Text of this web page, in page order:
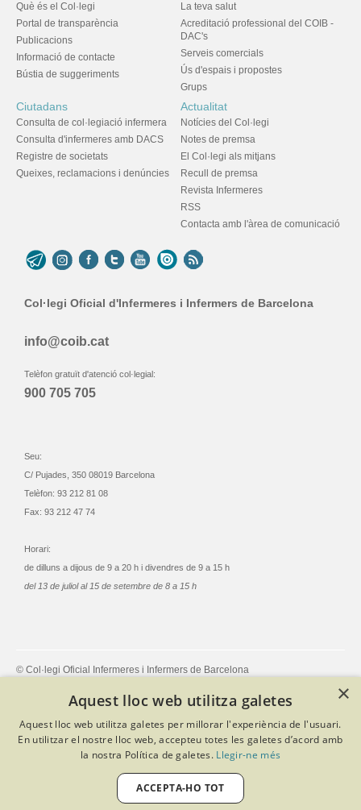
Què és el Col·legi
Portal de transparència
Publicacions
Informació de contacte
Bústia de suggeriments
La teva salut
Acreditació professional del COIB -
DAC's
Serveis comercials
Ús d'espais i propostes
Grups
Ciutadans
Consulta de col·legiació infermera
Consulta d'infermeres amb DACS
Registre de societats
Queixes, reclamacions i denúncies
Actualitat
Notícies del Col·legi
Notes de premsa
El Col·legi als mitjans
Recull de premsa
Revista Infermeres
RSS
Contacta amb l'àrea de comunicació
Col·legi Oficial d'Infermeres i Infermers de Barcelona
info@coib.cat
Telèfon gratuït d'atenció col·legial:
900 705 705
Seu:
C/ Pujades, 350 08019 Barcelona
Telèfon: 93 212 81 08
Fax: 93 212 47 74
Horari:
de dilluns a dijous de 9 a 20 h i divendres de 9 a 15 h
del 13 de juliol al 15 de setembre de 8 a 15 h
© Col·legi Oficial Infermeres i Infermers de Barcelona
Política de protecció de dades
Política de qualitat
×
Aquest lloc web utilitza galetes
Aquest lloc web utilitza galetes per millorar l'experiència de l'usuari.
En utilitzar el nostre lloc web, accepteu totes les galetes d’acord amb
la nostra Política de galetes. Llegir-ne més
ACCEPTA-HO TOT